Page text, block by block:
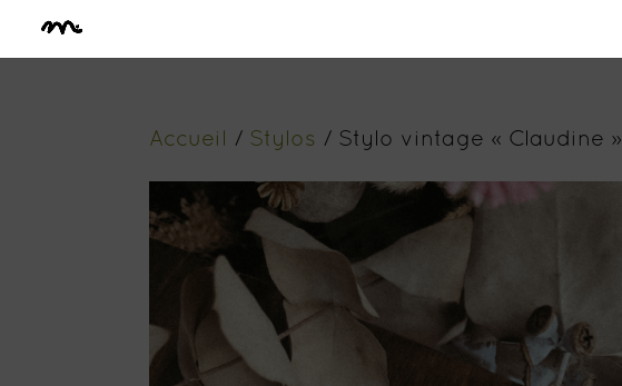
Accueil / Stylos / Stylo vintage « Claudine »